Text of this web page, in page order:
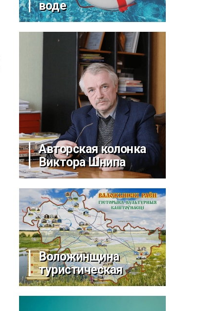
воде
Авторская колонка
Виктора Шнипа
Воложинщина
туристическая